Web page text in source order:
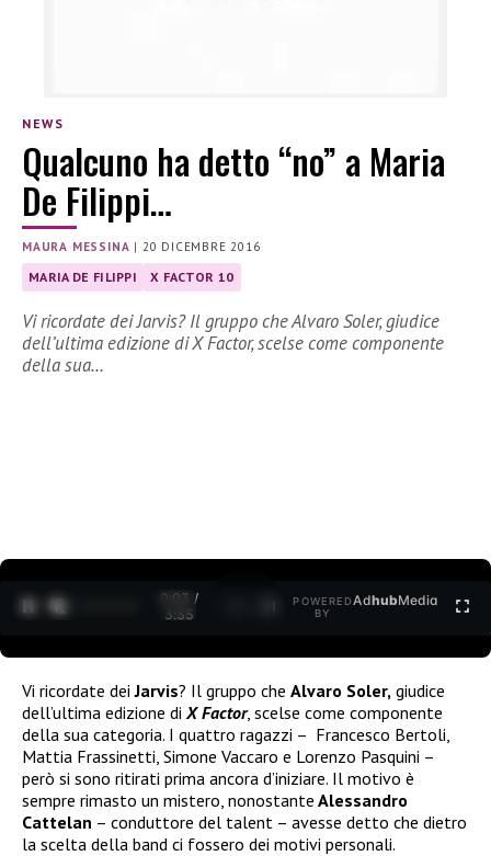
NEWS
Qualcuno ha detto “no” a Maria
De Filippi…
MAURA MESSINA | 20 DICEMBRE 2016
MARIA DE FILIPPI X FACTOR 10
Vi ricordate dei Jarvis? Il gruppo che Alvaro Soler, giudice
dell’ultima edizione di X Factor, scelse come componente
della sua…
0:04 /
3:35
POWERED
BY
AdhubMedia
Vi ricordate dei Jarvis? Il gruppo che Alvaro Soler, giudice
dell’ultima edizione di X Factor, scelse come componente
della sua categoria. I quattro ragazzi – Francesco Bertoli,
Mattia Frassinetti, Simone Vaccaro e Lorenzo Pasquini –
però si sono ritirati prima ancora d’iniziare. Il motivo è
sempre rimasto un mistero, nonostante Alessandro
Cattelan – conduttore del talent – avesse detto che dietro
la scelta della band ci fossero dei motivi personali.